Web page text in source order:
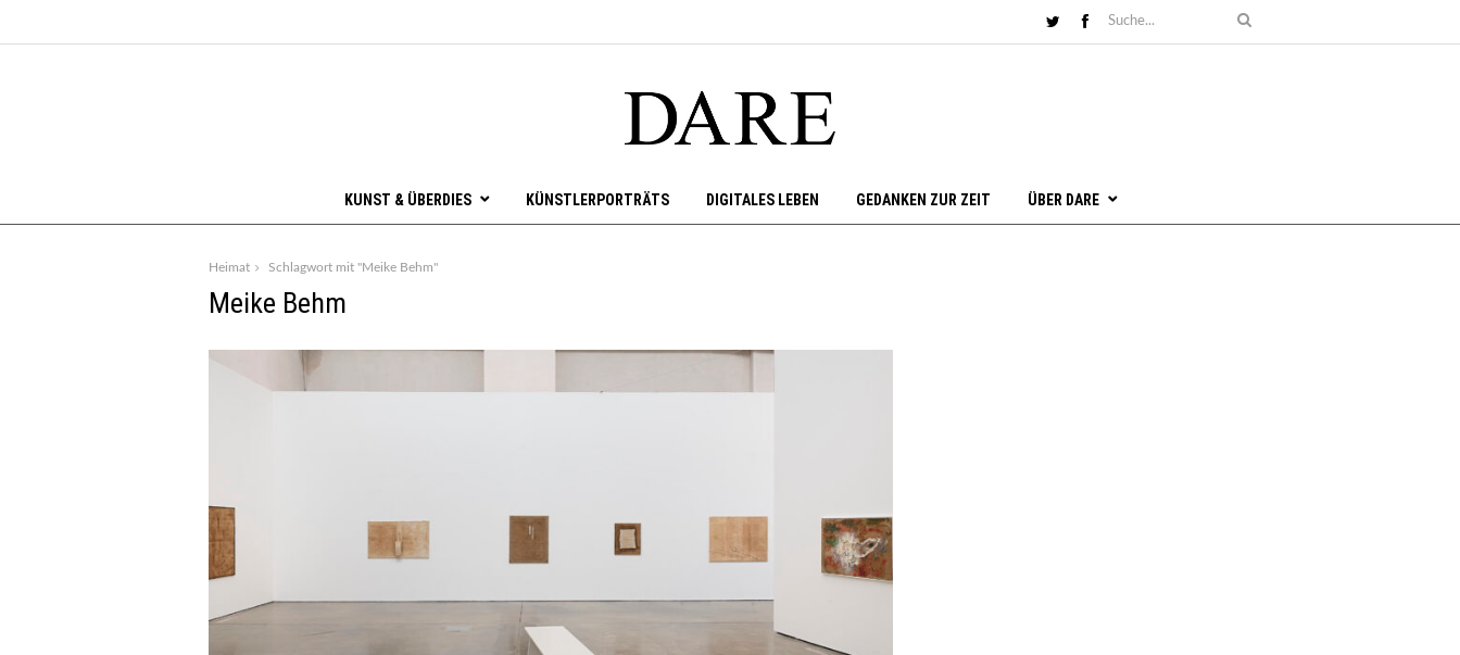
KUNST & ÜBERDIES KÜNSTLERPORTRÄTS DIGITALES LEBEN GEDANKEN ZUR ZEIT ÜBER DARE
Heimat Schlagwort mit "Meike Behm"
Meike Behm